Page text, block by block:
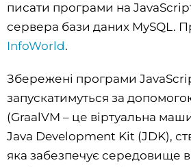
писати програми на
сервера бази даних MySQL.
InfoWorld.
Збережені програми
запускатимуться за
(GraalVM – це віртуальна
Java Development Kit (JDK),
яка забезпечує середовище